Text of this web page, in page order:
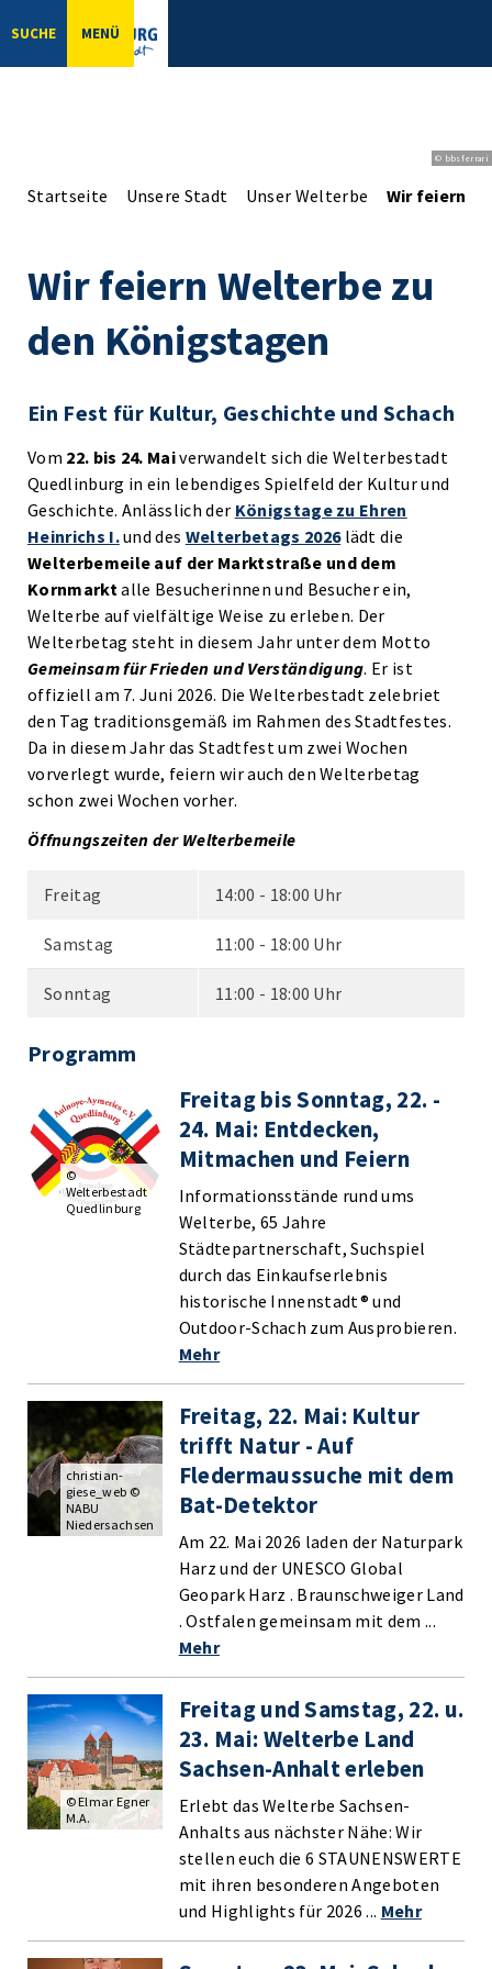
SUCHE MENÜ
© bbsferrari
Startseite Unsere Stadt Unser Welterbe Wir feiern
Wir feiern Welterbe zu
den Königstagen
Ein Fest für Kultur, Geschichte und Schach
Vom 22. bis 24. Maiverwandelt sich die Welterbestadt
Quedlinburg in ein lebendiges Spielfeld der Kultur und
Geschichte. Anlässlich der Königstage zu Ehren
Heinrichs I.und des Welterbetags 2026lädt die
Welterbemeile auf der Marktstraße und dem
Kornmarktalle Besucherinnen und Besucher ein,
Welterbe auf vielfältige Weise zu erleben. Der
Welterbetag steht in diesem Jahr unter dem Motto
Gemeinsam für Frieden und Verständigung. Er ist
offiziell am 7. Juni 2026. Die Welterbestadt zelebriet
den Tag traditionsgemäß im Rahmen des Stadtfestes.
Da in diesem Jahr das Stadtfest um zwei Wochen
vorverlegt wurde, feiern wir auch den Welterbetag
schon zwei Wochen vorher.
Öffnungszeiten der Welterbemeile
Freitag 14:00 - 18:00 Uhr
Samstag 11:00 - 18:00 Uhr
Sonntag 11:00 - 18:00 Uhr
Programm
Freitag bis Sonntag, 22. -
24. Mai: Entdecken,
Mitmachen und Feiern
Informationsstände rund ums
Welterbe, 65 Jahre
Städtepartnerschaft, Suchspiel
durch das Einkaufserlebnis
historische Innenstadt® und
Outdoor-Schach zum Ausprobieren.
Mehr
©
Welterbestadt
Quedlinburg
Freitag, 22. Mai: Kultur
trifft Natur - Auf
Fledermaussuche mit dem
Bat-Detektor
Am 22. Mai 2026 laden der Naturpark
Harz und der UNESCO Global
Geopark Harz . Braunschweiger Land
. Ostfalen gemeinsam mit dem ...
Mehr
christian-
giese_web ©
NABU
Niedersachsen
Freitag und Samstag, 22. u.
23. Mai: Welterbe Land
Sachsen-Anhalt erleben
Erlebt das Welterbe Sachsen-
Anhalts aus nächster Nähe: Wir
stellen euch die 6 STAUNENSWERTE
mit ihren besonderen Angeboten
und Highlights für 2026 ... Mehr
© Elmar Egner
M.A.